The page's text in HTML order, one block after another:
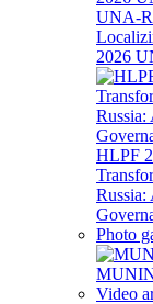
UNA-
2026
HLPF
Russia:
Photo
Video